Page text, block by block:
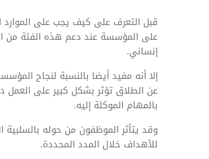
قبل التعرف على كيف يجب على الموارد
على المؤسسة عند دعم هذه الفئة من
إنساني.
إلا أنه مفيد أيضا بالنسبة لنجاح
عن الطلاق تؤثر بشكل كبير على العمل
بالمهام الموكلة إليه.
وقد يتأثر الموظفون من حوله
للأهداف خلال المدد المحددة.